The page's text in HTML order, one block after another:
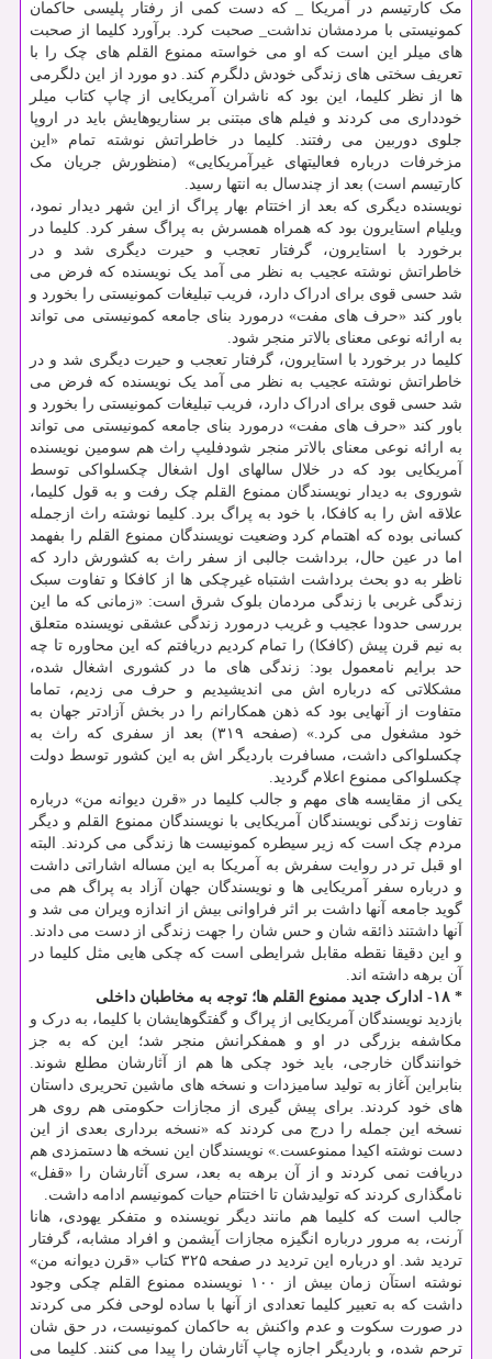
مک کارتیسم در آمریکا _ که دست کمی از رفتار پلیسی حاکمان
کمونیستی با مردمشان نداشت_ صحبت کرد. برآورد کلیما از صحبت
های میلر این است که او می خواسته ممنوع القلم های چک را با
تعریف سختی های زندگی خودش دلگرم کند. دو مورد از این دلگرمی
ها از نظر کلیما، این بود که ناشران آمریکایی از چاپ کتاب میلر
خودداری می کردند و فیلم های مبتنی بر سناریوهایش باید در اروپا
جلوی دوربین می رفتند. کلیما در خاطراتش نوشته تمام «این
مزخرفات درباره فعالیتهای غیرآمریکایی» (منظورش جریان مک
کارتیسم است) بعد از چندسال به انتها رسید.
نویسنده دیگری که بعد از اختتام بهار پراگ از این شهر دیدار نمود،
ویلیام استایرون بود که همراه همسرش به پراگ سفر کرد. کلیما در
برخورد با استایرون، گرفتار تعجب و حیرت دیگری شد و در
خاطراتش نوشته عجیب به نظر می آمد یک نویسنده که فرض می
شد حسی قوی برای ادراک دارد، فریب تبلیغات کمونیستی را بخورد و
باور کند «حرف های مفت» درمورد بنای جامعه کمونیستی می تواند
به ارائه نوعی معنای بالاتر منجر شود.
کلیما در برخورد با استایرون، گرفتار تعجب و حیرت دیگری شد و در
خاطراتش نوشته عجیب به نظر می آمد یک نویسنده که فرض می
شد حسی قوی برای ادراک دارد، فریب تبلیغات کمونیستی را بخورد و
باور کند «حرف های مفت» درمورد بنای جامعه کمونیستی می تواند
به ارائه نوعی معنای بالاتر منجر شودفلیپ راث هم سومین نویسنده
آمریکایی بود که در خلال سالهای اول اشغال چکسلواکی توسط
شوروی به دیدار نویسندگان ممنوع القلم چک رفت و به قول کلیما،
علاقه اش را به کافکا، با خود به پراگ برد. کلیما نوشته راث ازجمله
کسانی بوده که اهتمام کرد وضعیت نویسندگان ممنوع القلم را بفهمد
اما در عین حال، برداشت جالبی از سفر راث به کشورش دارد که
ناظر به دو بحث برداشت اشتباه غیرچکی ها از کافکا و تفاوت سبک
زندگی غربی با زندگی مردمان بلوک شرق است: «زمانی که ما این
بررسی حدودا عجیب و غریب درمورد زندگی عشقی نویسنده متعلق
به نیم قرن پیش (کافکا) را تمام کردیم دریافتم که این محاوره تا چه
حد برایم نامعمول بود: زندگی های ما در کشوری اشغال شده،
مشکلاتی که درباره اش می اندیشیدیم و حرف می زدیم، تماما
متفاوت از آنهایی بود که ذهن همکارانم را در بخش آزادتر جهان به
خود مشغول می کرد.» (صفحه ۳۱۹) بعد از سفری که راث به
چکسلواکی داشت، مسافرت باردیگر اش به این کشور توسط دولت
چکسلواکی ممنوع اعلام گردید.
یکی از مقایسه های مهم و جالب کلیما در «قرن دیوانه من» درباره
تفاوت زندگی نویسندگان آمریکایی با نویسندگان ممنوع القلم و دیگر
مردم چک است که زیر سیطره کمونیست ها زندگی می کردند. البته
او قبل تر در روایت سفرش به آمریکا به این مساله اشاراتی داشت
و درباره سفر آمریکایی ها و نویسندگان جهان آزاد به پراگ هم می
گوید جامعه آنها داشت بر اثر فراوانی بیش از اندازه ویران می شد و
آنها داشتند ذائقه شان و حس شان را جهت زندگی از دست می دادند.
و این دقیقا نقطه مقابل شرایطی است که چکی هایی مثل کلیما در
آن برهه داشته اند.
* ۱۸- ادارک جدید ممنوع القلم ها؛ توجه به مخاطبان داخلی
بازدید نویسندگان آمریکایی از پراگ و گفتگوهایشان با کلیما، به درک و
مکاشفه بزرگی در او و همفکرانش منجر شد؛ این که به جز
خوانندگان خارجی، باید خود چکی ها هم از آثارشان مطلع شوند.
بنابراین آغاز به تولید سامیزدات و نسخه های ماشین تحریری داستان
های خود کردند. برای پیش گیری از مجازات حکومتی هم روی هر
نسخه این جمله را درج می کردند که «نسخه برداری بعدی از این
دست نوشته اکیدا ممنوعست.» نویسندگان این نسخه ها دستمزدی هم
دریافت نمی کردند و از آن برهه به بعد، سری آثارشان را «قفل»
نامگذاری کردند که تولیدشان تا اختتام حیات کمونیسم ادامه داشت.
جالب است که کلیما هم مانند دیگر نویسنده و متفکر یهودی، هانا
آرنت، به مرور درباره انگیزه مجازات آیشمن و افراد مشابه، گرفتار
تردید شد. او درباره این تردید در صفحه ۳۲۵ کتاب «قرن دیوانه من»
نوشته استآن زمان بیش از ۱۰۰ نویسنده ممنوع القلم چکی وجود
داشت که به تعبیر کلیما تعدادی از آنها با ساده لوحی فکر می کردند
در صورت سکوت و عدم واکنش به حاکمان کمونیست، در حق شان
ترحم شده، و باردیگر اجازه چاپ آثارشان را پیدا می کنند. کلیما می